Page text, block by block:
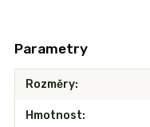
Parametry
Rozměry
Hmotnost